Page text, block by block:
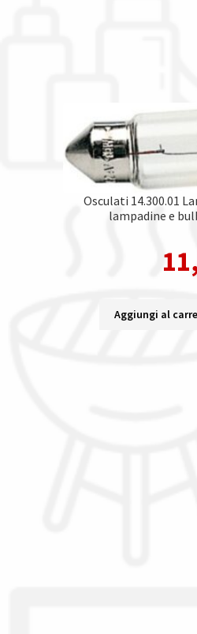
Osculati 14.300.01
lampadine e
Aggiungi al